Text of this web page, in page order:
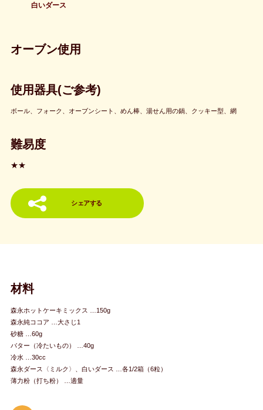
白いダース
オーブン使用
使用器具(ご参考)
ボール、フォーク、オーブンシート、めん棒、湯せん用の鍋、クッキー型、網
難易度
★★
シェアする
材料
森永ホットケーキミックス …150g
森永純ココア …大さじ1
砂糖 …60g
バター（冷たいもの） …40g
冷水 …30cc
森永ダース〈ミルク〉、白いダース …各1/2箱（6粒）
薄力粉（打ち粉） …適量